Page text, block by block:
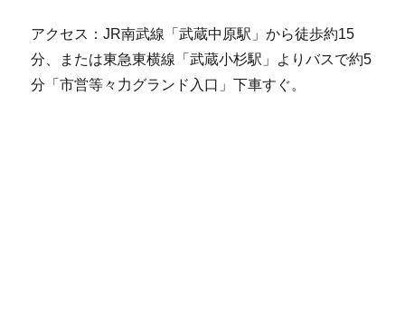
アクセス：JR南武線「武蔵中原駅」から徒歩約15
分、または東急東横線「武蔵小杉駅」よりバスで約5
分「市営等々力グランド入口」下車すぐ。